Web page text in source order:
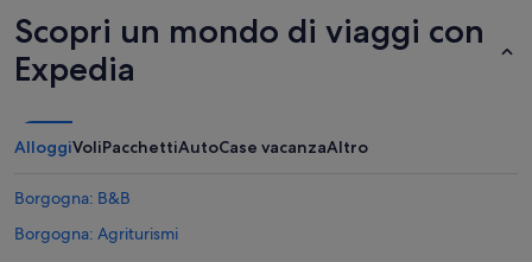
Scopri un mondo di viaggi con
Expedia
AlloggiVoliPacchettiAutoCase vacanzaAltro
Borgogna: B&B
Borgogna: Agriturismi